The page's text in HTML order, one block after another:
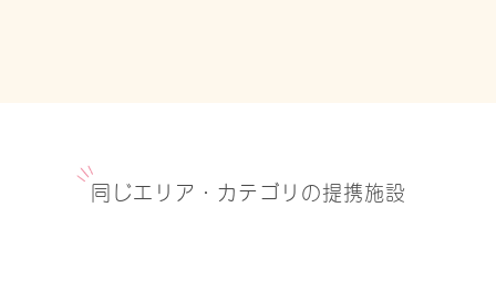
同じエリア・カテゴリの提携施設